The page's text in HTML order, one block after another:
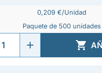
0,209 €/Unidad
Paquete de 500 unidades
